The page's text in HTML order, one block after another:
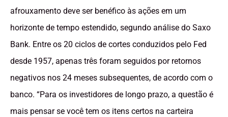
afrouxamento deve ser benéfico às ações em um
horizonte de tempo estendido, segundo análise do Saxo
Bank. Entre os 20 ciclos de cortes conduzidos pelo Fed
desde 1957, apenas três foram seguidos por retornos
negativos nos 24 meses subsequentes, de acordo com o
banco. “Para os investidores de longo prazo, a questão é
mais pensar se você tem os itens certos na carteira